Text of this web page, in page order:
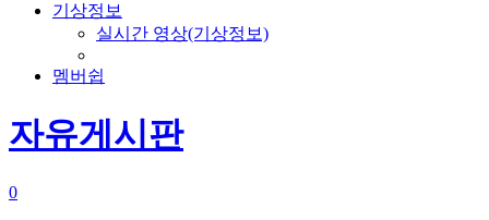
기상정보
실시간 영상(기상정보)
멤버쉽
자유게시판
0